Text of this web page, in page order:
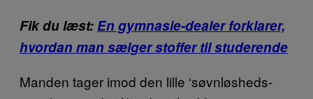
Fik du læst: En gymnasie-dealer forklarer,
hvordan man sælger stoffer til studerende
Manden tager imod den lille ‘søvnløsheds-